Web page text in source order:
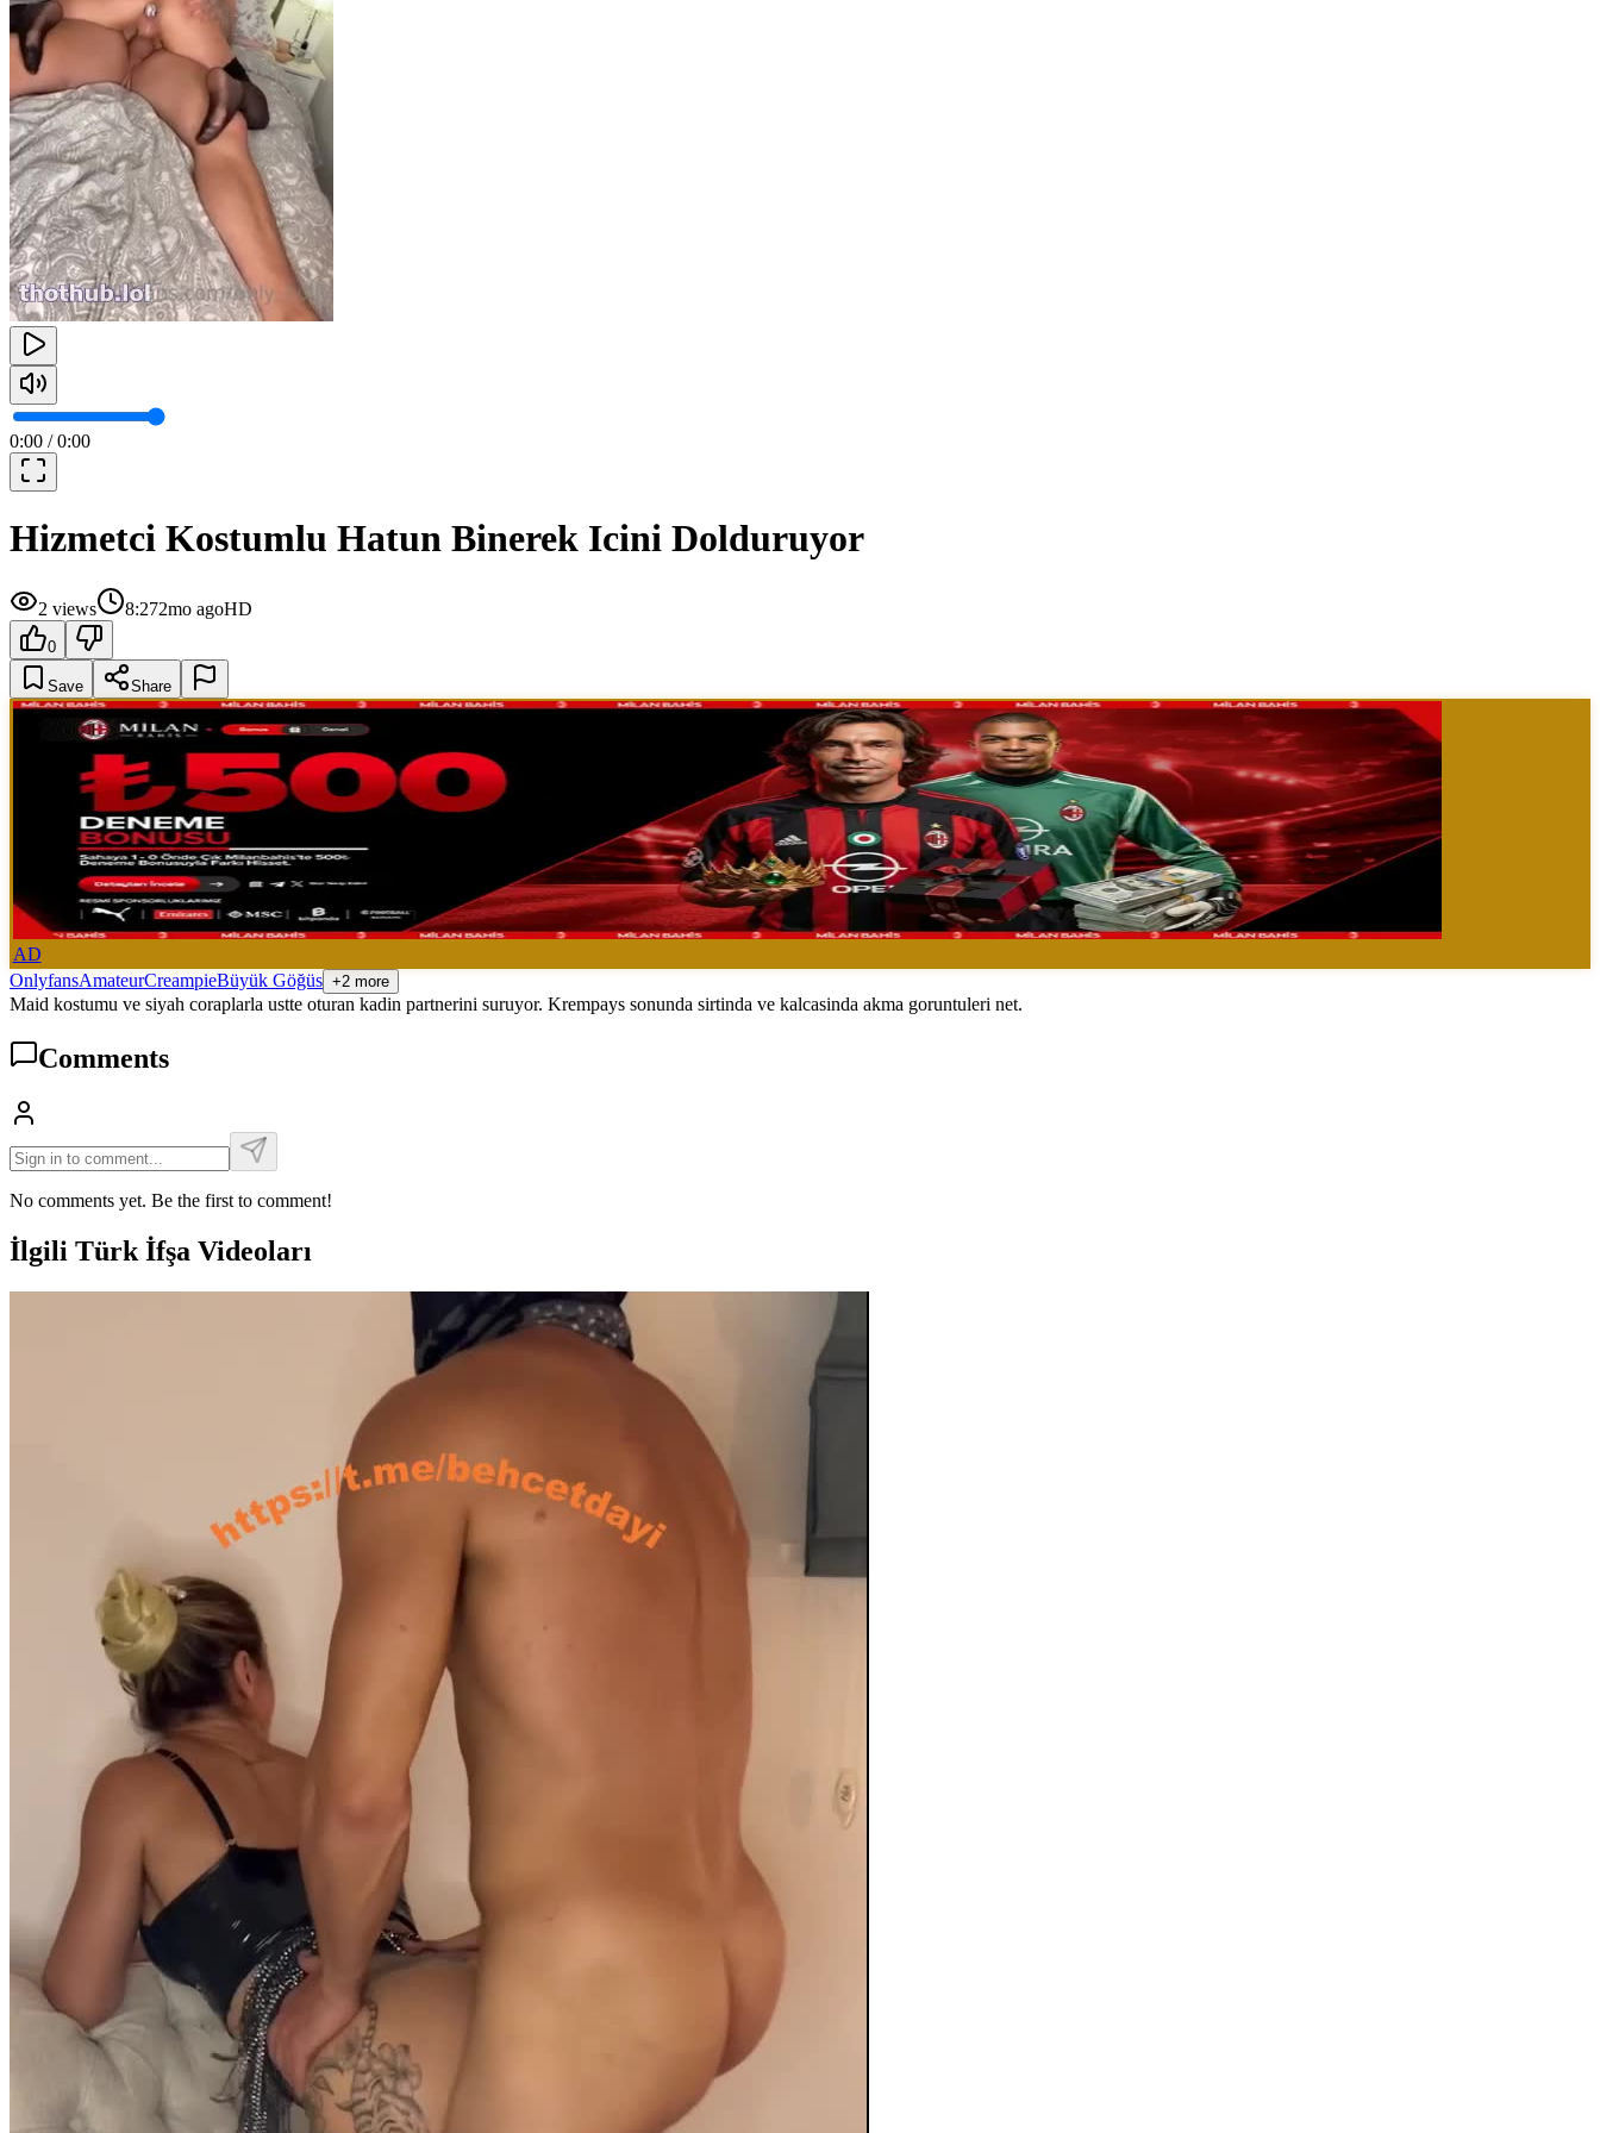
0:00 /0:00
Hizmetci Kostumlu Hatun Binerek Icini Dolduruyor
2 views 8:272mo agoHD
0
Save Share
AD
OnlyfansAmateurCreampieBüyük Göğüs +2 more
Maid kostumu ve siyah coraplarla ustte oturan kadin partnerini suruyor. Krempays sonunda sirtinda ve kalcasinda akma goruntuleri net.
Comments
No comments yet. Be the first to comment!
İlgili Türk İfşa Videoları